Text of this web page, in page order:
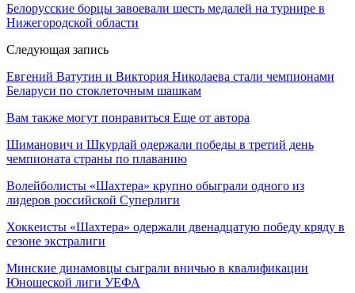
Белорусские борцы завоевали шесть медалей на турнире в
Нижегородской области
Следующая запись
Евгений Ватутин и Виктория Николаева стали чемпионами
Беларуси по стоклеточным шашкам
Вам также могут понравиться Еще от автора
Шиманович и Шкурдай одержали победы в третий день
чемпионата страны по плаванию
Волейболисты «Шахтера» крупно обыграли одного из
лидеров российской Суперлиги
Хоккеисты «Шахтера» одержали двенадцатую победу кряду в
сезоне экстралиги
Минские динамовцы сыграли вничью в квалификации
Юношеской лиги УЕФА